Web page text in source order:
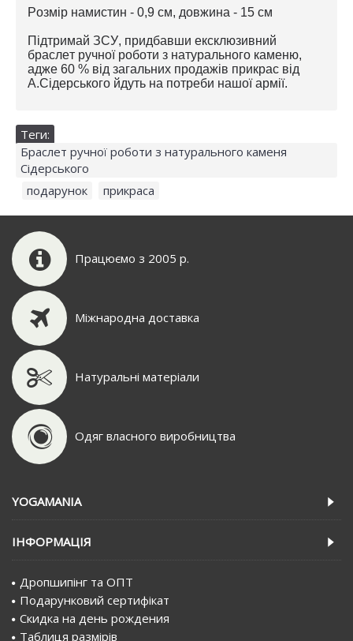
Розмір намистин - 0,9 см, довжина - 15 см
Підтримай ЗСУ, придбавши ексклюзивний
браслет ручної роботи з натурального каменю,
адже 60 % від загальних продажів прикрас від
А.Сідерського йдуть на потреби нашої армії.
Теги:
Браслет ручної роботи з натурального каменя
Сідерського
подарунок прикраса
Працюємо з 2005 р.
Міжнародна доставка
Натуральні матеріали
Одяг власного виробництва
YOGAMANIA
IНФОРМАЦIЯ
Дропшипінг та ОПТ
Подарунковий сертифiкат
Скидка на день рождения
Таблиця размірів